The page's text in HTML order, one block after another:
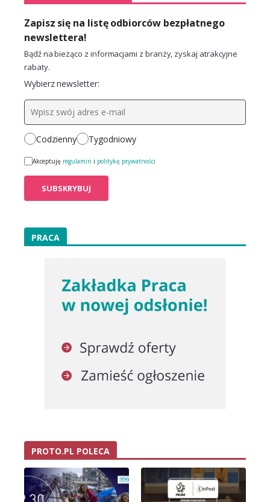
Zapisz się na listę odbiorców bezpłatnego
newslettera!
Bądź na bieżąco z informacjami z branży, zyskaj atrakcyjne
rabaty.
Wybierz newsletter:
Codzienny Tygodniowy
Akceptuję regulamin i politykę prywatności
PRACA
PROTO.PL POLECA